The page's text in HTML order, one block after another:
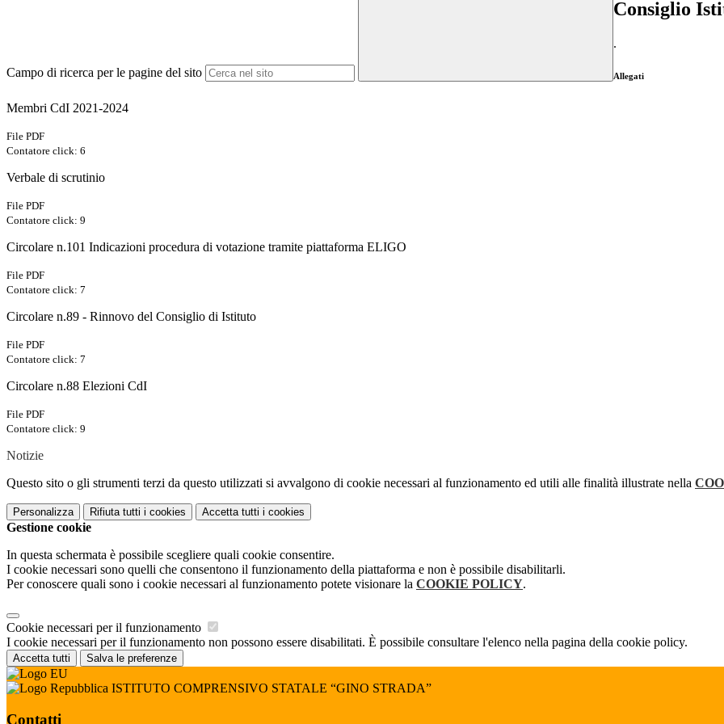
Campo di ricerca per le pagine del sito
Consiglio
.
Allegati
Membri CdI 2021-2024
File PDF
Contatore click: 6
Verbale di scrutinio
File PDF
Contatore click: 9
Circolare n.101 Indicazioni procedura di votazione tramite piattaforma ELIGO
File PDF
Contatore click: 7
Circolare n.89 - Rinnovo del Consiglio di Istituto
File PDF
Contatore click: 7
Circolare n.88 Elezioni CdI
File PDF
Contatore click: 9
Notizie
Questo sito o gli strumenti terzi da questo utilizzati si avvalgono di cookie necessari al funzionamento ed utili alle finalità illustrate nella
Personalizza Rifiuta tutti i cookies Accetta tutti i cookies
Gestione cookie
In questa schermata è possibile scegliere quali cookie consentire.
I cookie necessari sono quelli che consentono il funzionamento della piattaforma e non è possibile disabilitarli.
Per conoscere quali sono i cookie necessari al funzionamento potete visionare la COOKIE POLICY.
Cookie necessari per il funzionamento
I cookie necessari per il funzionamento non possono essere disabilitati. È possibile consultare l'elenco nella pagina della cookie policy.
Accetta tutti Salva le preferenze
ISTITUTO COMPRENSIVO STATALE “GINO STRADA”
Contatti